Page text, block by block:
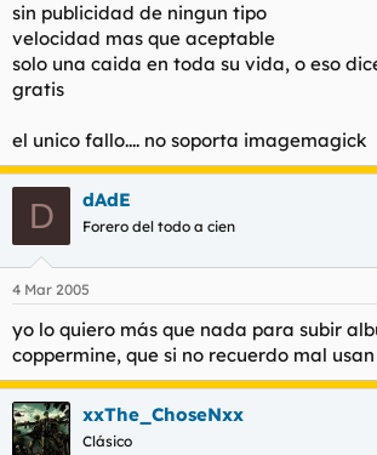
sin publicidad de ningun tipo
velocidad mas que aceptable
solo una caida en toda su vida, o eso
gratis
el unico fallo.... no soporta imagemagick
D dAdE
Forero del todo a cien
4 Mar 2005
yo lo quiero más que nada para subir
coppermine, que si no recuerdo mal
xxThe_ChoseNxx
Clásico